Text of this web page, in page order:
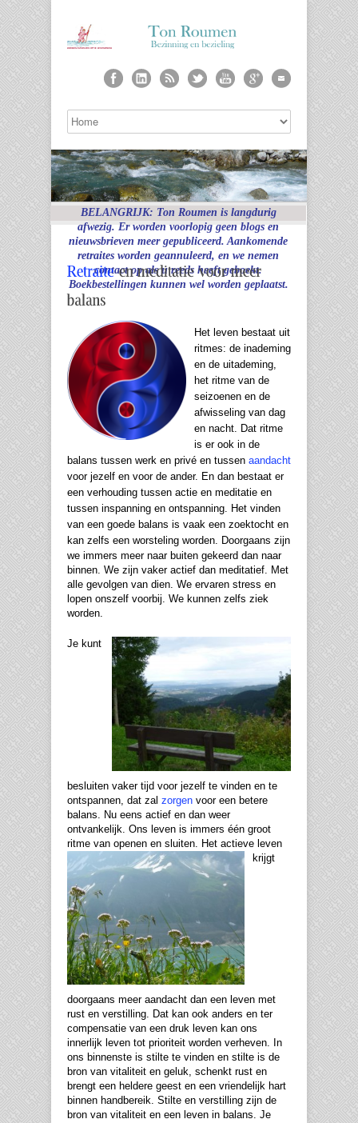
BELANGRIJK: Ton Roumen is langdurig
afwezig. Er worden voorlopig geen blogs en
nieuwsbrieven meer gepubliceerd. Aankomende
retraites worden geannuleerd, en we nemen
contact op als u reeds heeft geboekt.
Boekbestellingen kunnen wel worden geplaatst.
Het leven bestaat uit
ritmes: de inademing
en de uitademing,
het ritme van de
seizoenen en de
afwisseling van dag
en nacht. Dat ritme
is er ook in de
balans tussen werk en privé en tussen aandacht
voor jezelf en voor de ander. En dan bestaat er
een verhouding tussen actie en meditatie en
tussen inspanning en ontspanning. Het vinden
van een goede balans is vaak een zoektocht en
kan zelfs een worsteling worden. Doorgaans zijn
we immers meer naar buiten gekeerd dan naar
binnen. We zijn vaker actief dan meditatief. Met
alle gevolgen van dien. We ervaren stress en
lopen onszelf voorbij. We kunnen zelfs ziek
worden.
Je kunt
besluiten vaker tijd voor jezelf te vinden en te
ontspannen, dat zal zorgen voor een betere
balans. Nu eens actief en dan weer
ontvankelijk. Ons leven is immers één groot
ritme van openen en sluiten. Het actieve leven
krijgt
doorgaans meer aandacht dan een leven met
rust en verstilling. Dat kan ook anders en ter
compensatie van een druk leven kan ons
innerlijk leven tot prioriteit worden verheven. In
ons binnenste is stilte te vinden en stilte is de
bron van vitaliteit en geluk, schenkt rust en
brengt een heldere geest en een vriendelijk hart
binnen handbereik. Stilte en verstilling zijn de
bron van vitaliteit en een leven in balans. Je